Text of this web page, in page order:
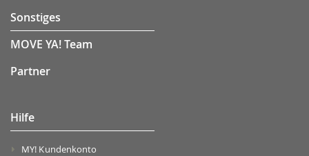
Sonstiges
MOVE YA! Team
Partner
Hilfe
MY! Kundenkonto